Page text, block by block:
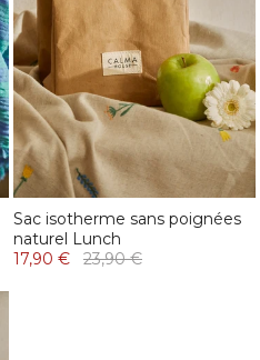
Sac isotherme sans poignées
naturel Lunch
17,90 €
23,90 €